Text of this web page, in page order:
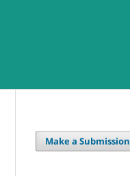
Make a Submission